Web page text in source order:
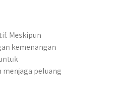
Meskipun
kemenangan
peluang